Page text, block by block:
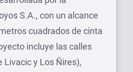
S.A., con un alcance
cuadrados de cinta
incluye las calles
Livacic y Los Ñires),